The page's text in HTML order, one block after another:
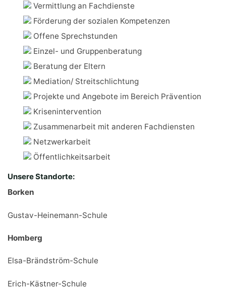
Vermittlung an Fachdienste
Förderung der sozialen Kompetenzen
Offene Sprechstunden
Einzel- und Gruppenberatung
Beratung der Eltern
Mediation/ Streitschlichtung
Projekte und Angebote im Bereich Prävention
Krisenintervention
Zusammenarbeit mit anderen Fachdiensten
Netzwerkarbeit
Öffentlichkeitsarbeit
Unsere Standorte:
Borken
Gustav-Heinemann-Schule
Homberg
Elsa-Brändström-Schule
Erich-Kästner-Schule